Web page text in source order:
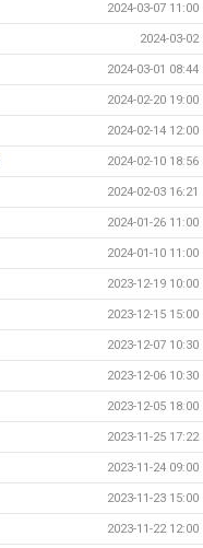
2024-03-07 11:00
2024-03-02
2024-03-01 08:44
2024-02-20 19:00
2024-02-14 12:00
2024-02-10 18:56
2024-02-03 16:21
2024-01-26 11:00
2024-01-10 11:00
2023-12-19 10:00
2023-12-15 15:00
2023-12-07 10:30
2023-12-06 10:30
2023-12-05 18:00
2023-11-25 17:22
2023-11-24 09:00
2023-11-23 15:00
2023-11-22 12:00